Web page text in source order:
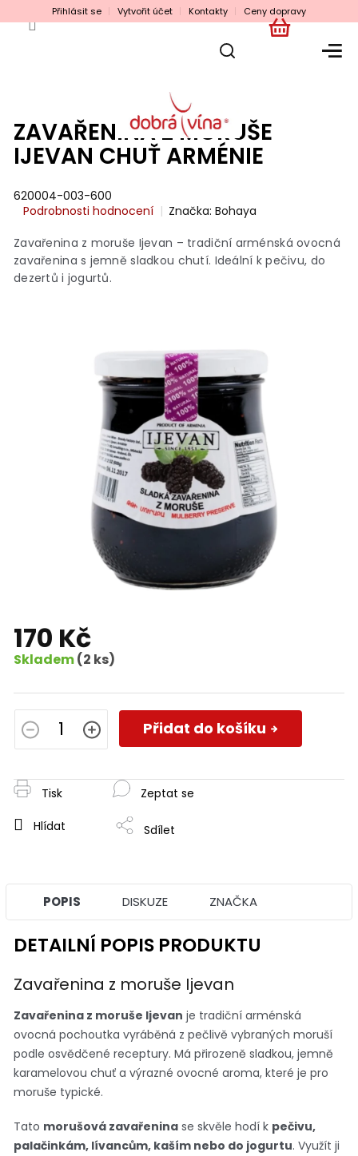
na
Přihlásit se Vytvořit účet Kontakty Ceny dopravy
NÁKUPNÍ
ZAVAŘENINA Z MORUŠE
IJEVAN CHUŤ ARMÉNIE
620004-003-600
Průměrné
produktu
je
z
Podrobnosti hodnocení Značka:Bohaya
Zavařenina z moruše Ijevan – tradiční arménská ovocná
zavařenina s jemně sladkou chutí. Ideální k pečivu, do
dezertů i jogurtů.
170 Kč
Skladem(2 ks)
Měrná
cena:
Přidat do košíku
Tisk Zeptat se
Hlídat Sdílet
POPIS DISKUZE ZNAČKA
DETAILNÍ POPIS PRODUKTU
Zavařenina z moruše Ijevan
Zavařenina z moruše Ijevan je tradiční arménská
ovocná pochoutka vyráběná z pečlivě vybraných moruší
podle osvědčené receptury. Má přirozeně sladkou, jemně
karamelovou chuť a výrazné ovocné aroma, které je pro
moruše typické.
Tato morušová zavařenina se skvěle hodí k pečivu,
palačinkám, lívancům, kaším nebo do jogurtu. Využít ji